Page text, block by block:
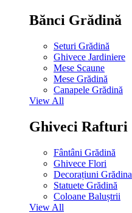
Bănci Grădină
Seturi Grădină
Ghivece Jardiniere
Mese Scaune
Mese Grădină
Canapele Grădină
View All
Ghiveci Rafturi
Fântâni Grădină
Ghivece Flori
Decorațiuni Grădina
Statuete Grădină
Coloane Baluștrii
View All